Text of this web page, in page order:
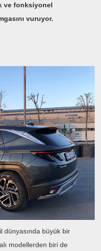
ve fonksiyonel
vuruyor.
dünyasında büyük bir
modellerden biri de